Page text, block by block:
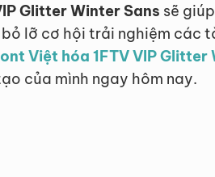
Glitter Winter Sans sẽ
lỡ cơ hội trải nghiệm các
Việt hóa 1FTV VIP Glitter
của mình ngay hôm nay.